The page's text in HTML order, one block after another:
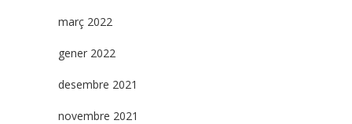
març 2022
gener 2022
desembre 2021
novembre 2021